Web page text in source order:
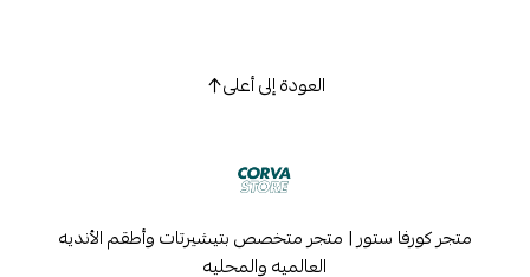
العودة إلى أعلى
متجر كورفا ستور | متجر متخصص بتيشيرتات وأطقم الأنديه
العالميه والمحليه